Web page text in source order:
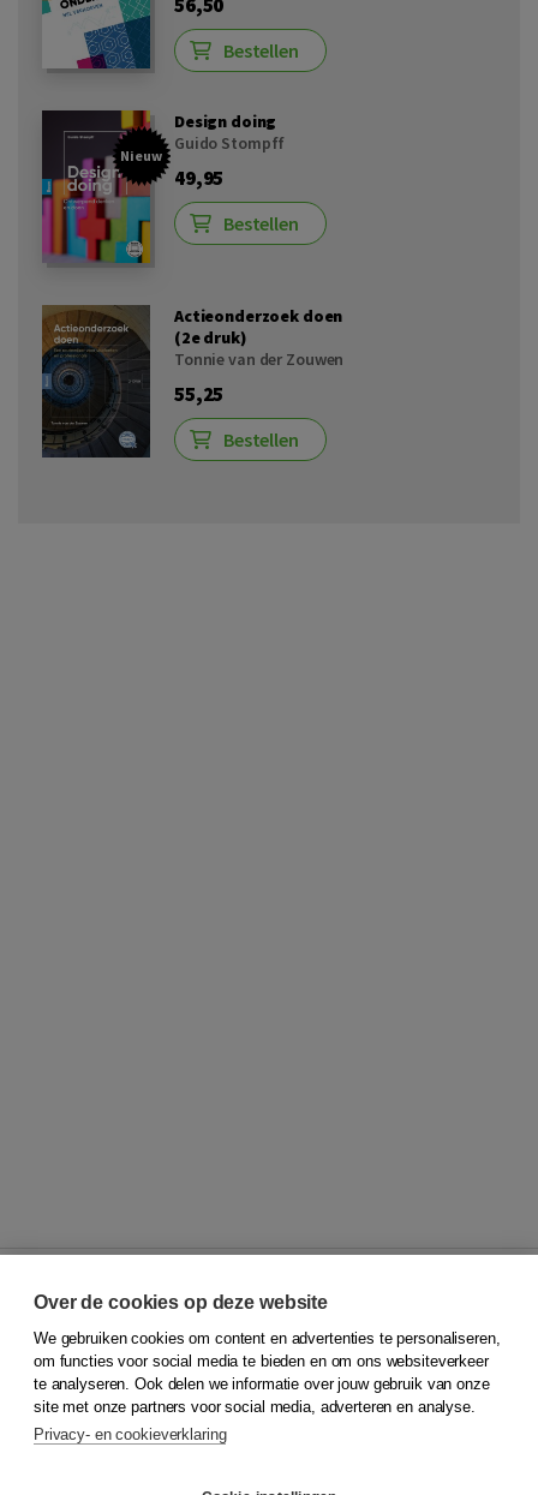
Bestellen
Nieuw
Design doing
Guido Stompff
49,95
Bestellen
Actieonderzoek doen
(2e druk)
Tonnie van der Zouwen
55,25
Bestellen
© 2026Koninklijke Boom uitgevers
Klantenservice
Service & informatie
Contact
Over de cookies op deze website
We gebruiken cookies om content en advertenties te personaliseren,
om functies voor social media te bieden en om ons websiteverkeer
te analyseren. Ook delen we informatie over jouw gebruik van onze
site met onze partners voor social media, adverteren en analyse.
Privacy- en cookieverklaring